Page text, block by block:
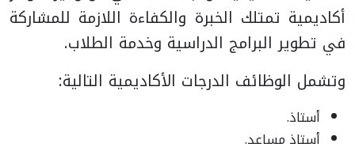
أكاديمية تمتلك الخبرة والكفاءة اللازمة للمشاركة
في تطوير البرامج الدراسية وخدمة الطلاب.
وتشمل الوظائف الدرجات الأكاديمية التالية:
أستاذ.
أستاذ مساعد.